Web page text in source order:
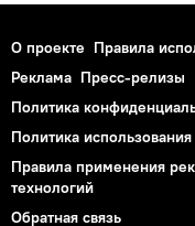
О проекте Правила
Реклама Пресс-релизы
Политика
Политика
Правила применения
технологий
Обратная связь